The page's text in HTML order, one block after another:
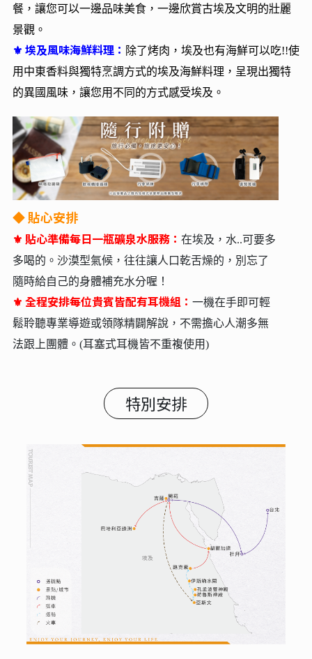
◆特色美食
⚜全程旅館和遊輪內自助式早餐：
肉串等埃及多樣化的特色餐食。開羅中式餐每桌七菜一
湯。每日行車中，餐食間皆提供礦泉水服務，貼心的安排
令行程更加舒適。
⚜ 埃及燒烤風味餐：埃及風情環繞在您用餐的四周；各式
肉類（B.B.Q）、埃及烤餅、各式各樣埃式調味醬、當地水
果…等等，豐富您的味蕾。
⚜ 金字塔景觀餐廳：特別安排在看得到金字塔的餐廳內用
餐，讓您可以一邊品味美食，一邊欣賞古埃及文明的壯麗
景觀。
⚜ 埃及風味海鮮料理：除了烤肉，埃及也有海鮮可以吃!!使
用中東香料與獨特烹調方式的埃及海鮮料理，呈現出獨特
的異國風味，讓您用不同的方式感受埃及。
多喝的。沙漠型氣候，往往讓人口乾舌燥的，別忘了
隨時給自己的身體補充水分喔！
全程安排每位貴賓皆配有耳機組：
一機在手即可輕
鬆聆聽專業導遊或領隊精闢解說，不需擔心人潮多無
法跟上團體。(耳塞式耳機皆不重複使用)
特別安排